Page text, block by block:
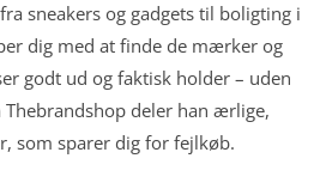
sneakers og gadgets til boligting i
dig med at finde de mærker og
godt ud og faktisk holder – uden
Thebrandshop deler han ærlige,
som sparer dig for fejlkøb.